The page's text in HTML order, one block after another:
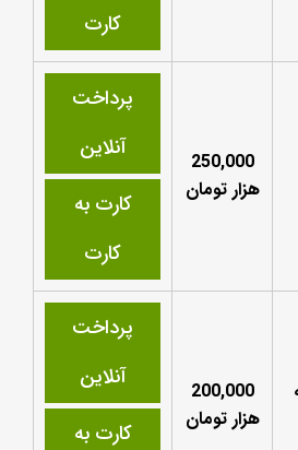
کارت
250,000
هزار تومان
پرداخت
آنلاین
کارت به
کارت
200,000
هزار تومان
پرداخت
آنلاین
کارت به